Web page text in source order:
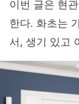
이번 글은 현
한다. 화초는
서, 생기 있고